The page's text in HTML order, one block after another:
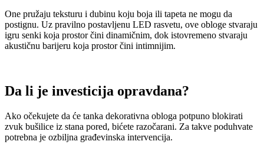
One pružaju teksturu i dubinu koju boja ili tapeta ne mogu da
postignu. Uz pravilno postavljenu LED rasvetu, ove obloge stvaraju
igru senki koja prostor čini dinamičnim, dok istovremeno stvaraju
akustičnu barijeru koja prostor čini intimnijim.
Da li je investicija opravdana?
Ako očekujete da će tanka dekorativna obloga potpuno blokirati
zvuk bušilice iz stana pored, bićete razočarani. Za takve poduhvate
potrebna je ozbiljna građevinska intervencija.